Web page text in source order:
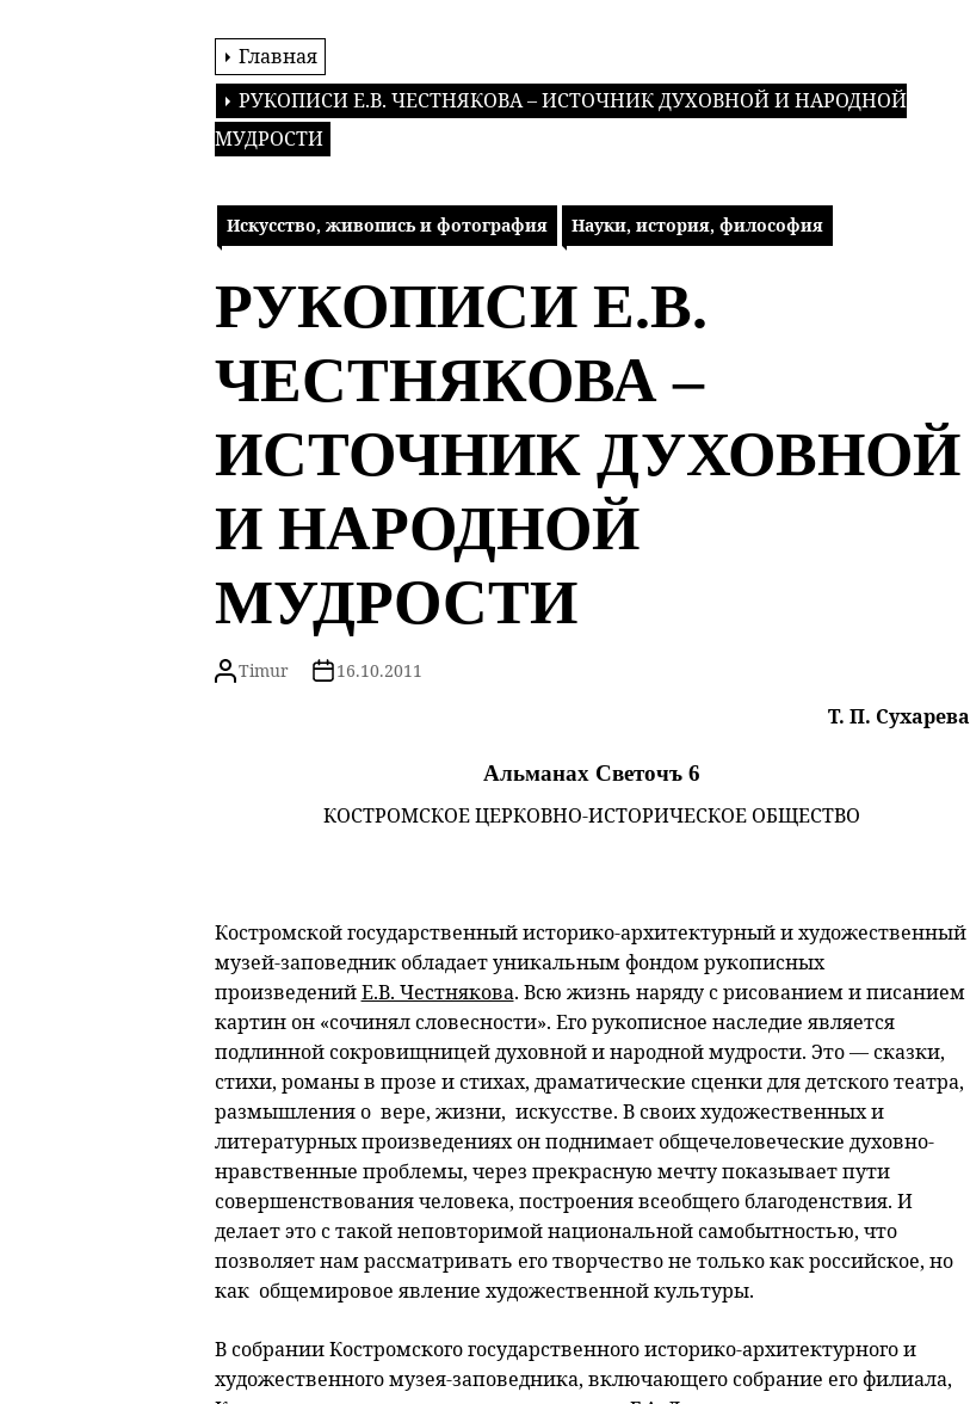
Главная
РУКОПИСИ Е.В. ЧЕСТНЯКОВА – ИСТОЧНИК ДУХОВНОЙ И НАРОДНОЙ
МУДРОСТИ
Искусство, живопись и фотография Науки, история, философия
РУКОПИСИ Е.В.
ЧЕСТНЯКОВА –
ИСТОЧНИК ДУХОВНОЙ
И НАРОДНОЙ
МУДРОСТИ
Timur 16.10.2011
Т. П. Сухарева
Альманах Светочъ 6
КОСТРОМСКОЕ ЦЕРКОВНО-ИСТОРИЧЕСКОЕ ОБЩЕСТВО
Костромской государственный историко-архитектурный и художественный
музей-заповедник обладает уникальным фондом рукописных
произведенийЕ.В. Честнякова. Всю жизнь наряду с рисованием и писанием
картин он «сочинял словесности». Его рукописное наследие является
подлинной сокровищницей духовной и народной мудрости. Это — сказки,
стихи, романы в прозе и стихах, драматические сценки для детского театра,
размышления о вере, жизни, искусстве. В своих художественных и
литературных произведениях он поднимает общечеловеческие духовно-
нравственные проблемы, через прекрасную мечту показывает пути
совершенствования человека, построения всеобщего благоденствия. И
делает это с такой неповторимой национальной самобытностью, что
позволяет нам рассматривать его творчество не только как российское, но
как общемировое явление художественной культуры.
В собрании Костромского государственного историко-архитектурного и
художественного музея-заповедника, включающего собрание его филиала,